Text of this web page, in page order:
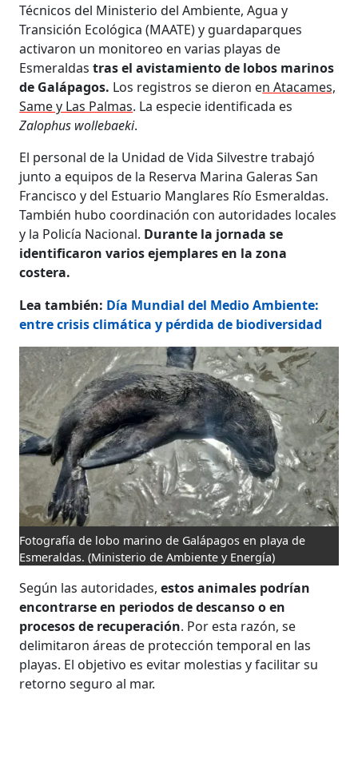
Técnicos del Ministerio del Ambiente, Agua y
Transición Ecológica (MAATE) y guardaparques
activaron un monitoreo en varias playas de
Esmeraldastras el avistamiento de lobos marinos
de Galápagos. Los registros se dieron en Atacames,
Same y Las Palmas. La especie identificada es
Zalophus wollebaeki.
El personal de la Unidad de Vida Silvestre trabajó
junto a equipos de la Reserva Marina Galeras San
Francisco y del Estuario Manglares Río Esmeraldas.
También hubo coordinación con autoridades locales
y la Policía Nacional. Durante la jornada se
identificaron varios ejemplares en la zona
costera.
Lea también: Día Mundial del Medio Ambiente:
entre crisis climática y pérdida de biodiversidad
Fotografía de lobo marino de Galápagos en playa de
Esmeraldas.(Ministerio de Ambiente y Energía)
Según las autoridades,estos animales podrían
encontrarse en periodos de descanso o en
procesos de recuperación. Por esta razón, se
delimitaron áreas de protección temporal en las
playas. El objetivo es evitar molestias y facilitar su
retorno seguro al mar.